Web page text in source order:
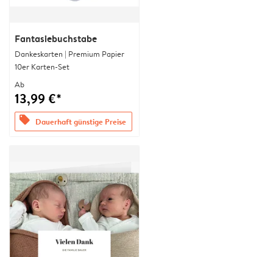
Fantasiebuchstabe
Dankeskarten | Premium Papier
10er Karten-Set
Ab
13,99 €*
offers Dauerhaft günstige Preise